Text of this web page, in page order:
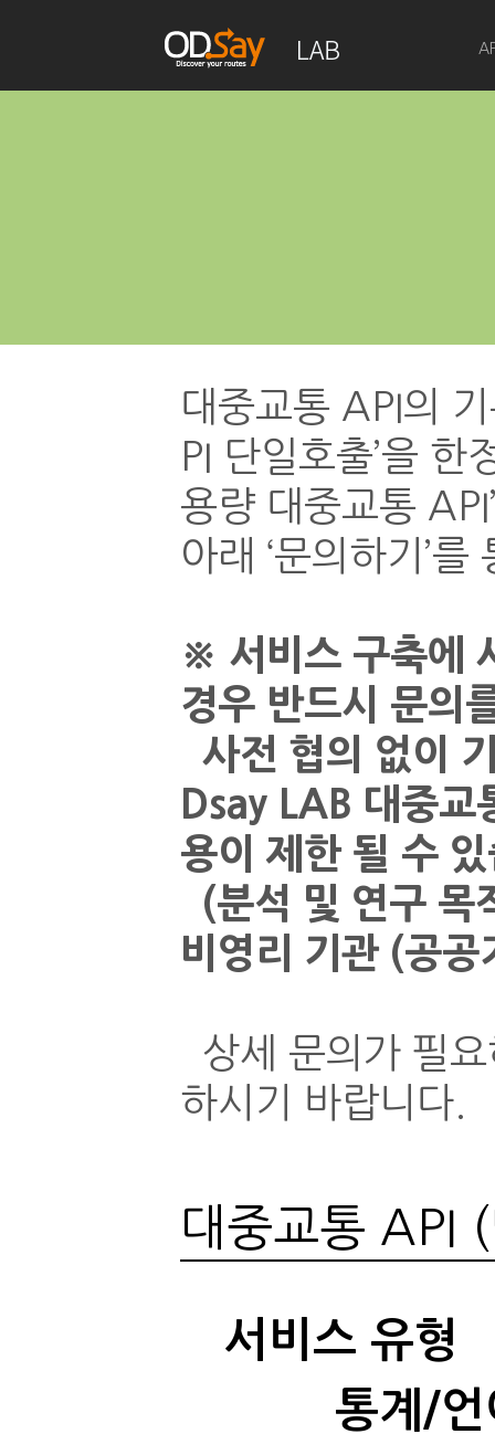
대중교통 API의
PI 단일호출’을
용량 대중교통
아래 ‘문의하기’
※ 서비스 구축에
경우 반드시 문의
사전 협의 없이
Dsay LAB 대중교
용이 제한 될 수
(분석 및 연구 목
비영리 기관 (공
상세 문의가 필요
하시기 바랍니다.
대중교통 API
서비스 유형
통계/언